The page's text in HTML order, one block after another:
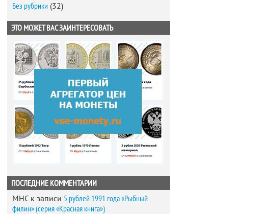
Без рубрики (32)
ЭТО МОЖЕТ ВАС ЗАИНТЕРЕСОВАТЬ
ПОСЛЕДНИЕ КОММЕНТАРИИ
MHCк записи 5 рублей 1991 года «Рыбный
филин» (серия «Красная книга»)